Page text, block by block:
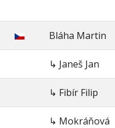
Bláha Martin
↳ Janeš Jan
↳ Fibír Filip
↳ Mokráňová